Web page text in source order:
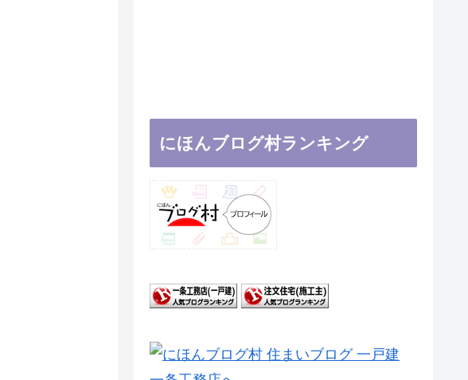
にほんブログ村ランキング